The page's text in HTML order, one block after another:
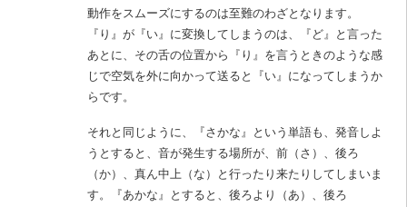
動作をスムーズにするのは至難のわざとなります。
『り』が『い』に変換してしまうのは、『ど』と言った
あとに、その舌の位置から『り』を言うときのような感
じで空気を外に向かって送ると『い』になってしまうか
らです。
それと同じように、『さかな』という単語も、発音しよ
うとすると、音が発生する場所が、前（さ）、後ろ
（か）、真ん中上（な）と行ったり来たりしてしまいま
す。『あかな』とすると、後ろより（あ）、後ろ